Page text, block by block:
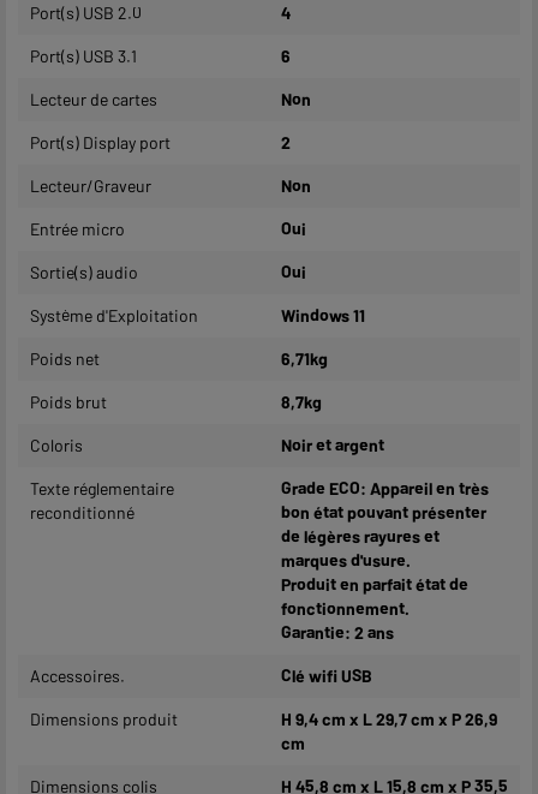
Port(s) USB 2.0 4
Port(s) USB 3.1 6
Lecteur de cartes Non
Port(s) Display port 2
Lecteur/Graveur Non
Entrée micro Oui
Sortie(s) audio Oui
Système d'Exploitation Windows 11
Poids net 6,71kg
Poids brut 8,7kg
Coloris Noir et argent
Texte réglementaire
reconditionné
Grade ECO: Appareil en très
bon état pouvant présenter
de légères rayures et
marques d'usure.
Produit en parfait état de
fonctionnement.
Garantie: 2 ans
Accessoires. Clé wifi USB
Dimensions produit
H 9,4 cm x L 29,7 cm x P 26,9
cm
Dimensions colis H 45,8 cm x L 15,8 cm x P 35,5